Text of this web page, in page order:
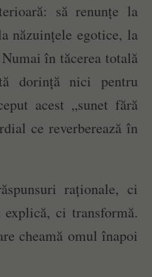
să renunțe la
năzuințele egotice, la
în tăcerea totală
dorință nici pentru
acest „sunet fără
ce reverberează în
raționale, ci
ci transformă.
cheamă omul înapoi